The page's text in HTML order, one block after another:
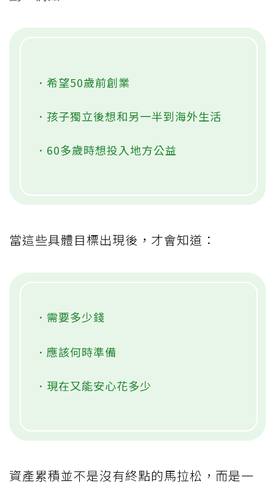
悔，這同樣也是錯誤使用金錢的一種結果。
從人生目標反推「金錢藍圖」
該如何脫離只會存錢的人生？答案其實很簡
單：先決定人生目標，再從目標反推金錢規
．60多歲時想投入地方公益